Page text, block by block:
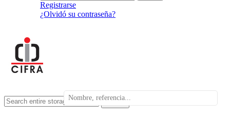
Registrarse
¿Olvidó su contraseña?
search